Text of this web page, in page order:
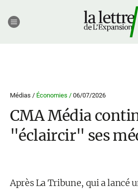
Médias / Économies / 06/07/2026
CMA Média
"éclaircir" ses
Après La Tribune, qui a lancé